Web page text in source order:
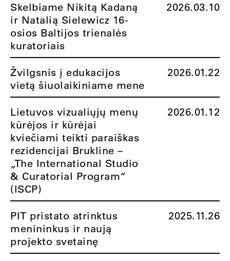
Skelbiame Nikitą Kadaną
ir Natalią Sielewicz 16-
osios Baltijos trienalės
kuratoriais
2026.03.10
Žvilgsnis į edukacijos
vietą šiuolaikiniame mene
2026.01.22
Lietuvos vizualiųjų menų
kūrėjos ir kūrėjai
kviečiami teikti paraiškas
rezidencijai Brukline –
„The International Studio
& Curatorial Program“
(ISCP)
2026.01.12
PIT pristato atrinktus
menininkus ir naują
projekto svetainę
2025.11.26